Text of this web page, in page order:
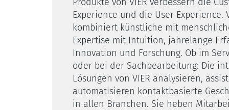
Durchschnittliche Zeit bis zur
< 4 Arbeitstage
Verfügbarkeit des Kunden-Supports
24/7
Beschreibung der Supportleistungen
First-/Second-/Third-Level Support
Kunden bei Fragen zur Bedienung.
Experience und die User Experience.
kombiniert künstliche mit
Expertise mit Intuition, jahrelange
Innovation und Forschung. Ob im
oder bei der Sachbearbeitung: Die
Lösungen von VIER analysieren,
automatisieren kontaktbasierte
in allen Branchen. Sie heben